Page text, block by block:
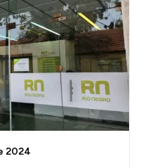
2024